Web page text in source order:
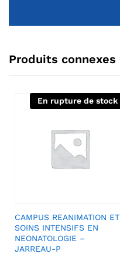
Produits connexes
En rupture de stock
CAMPUS REANIMATION ET
SOINS INTENSIFS EN
NEONATOLOGIE –
JARREAU-P